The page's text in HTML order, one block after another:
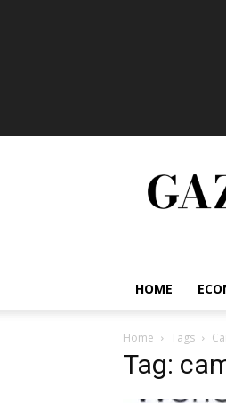
HOME
Home Tags
Tag: